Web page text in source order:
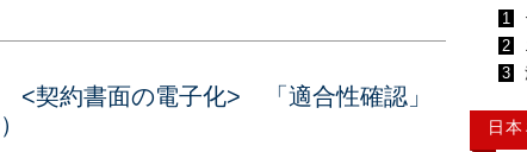
<契約書面の電子化> 「適合性確認」
1
2
3
日